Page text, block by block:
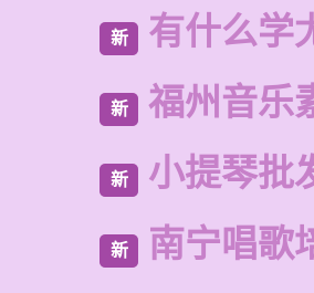
新 有什么学
新 福州音乐
新 小提琴批
新 南宁唱歌